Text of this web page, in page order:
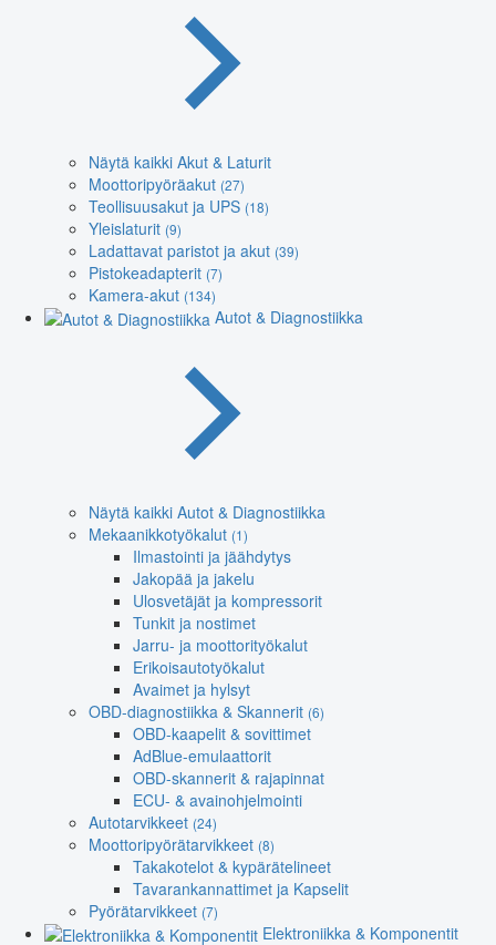
Näytä kaikki Akut & Laturit
Moottoripyöräakut (27)
Teollisuusakut ja UPS (18)
Yleislaturit (9)
Ladattavat paristot ja akut (39)
Pistokeadapterit (7)
Kamera-akut (134)
Autot & Diagnostiikka
Näytä kaikki Autot & Diagnostiikka
Mekaanikkotyökalut (1)
Ilmastointi ja jäähdytys
Jakopää ja jakelu
Ulosvetäjät ja kompressorit
Tunkit ja nostimet
Jarru- ja moottorityökalut
Erikoisautotyökalut
Avaimet ja hylsyt
OBD-diagnostiikka & Skannerit (6)
OBD-kaapelit & sovittimet
AdBlue-emulaattorit
OBD-skannerit & rajapinnat
ECU- & avainohjelmointi
Autotarvikkeet (24)
Moottoripyörätarvikkeet (8)
Takakotelot & kypärätelineet
Tavarankannattimet ja Kapselit
Pyörätarvikkeet (7)
Elektroniikka & Komponentit